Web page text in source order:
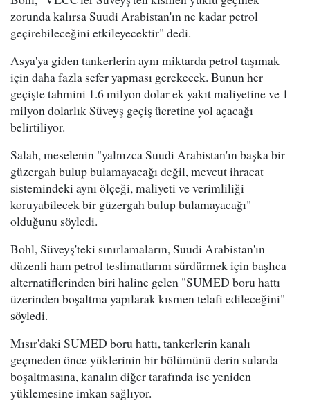
zorunda kalırsa Suudi Arabistan'ın ne kadar petrol
geçirebileceğini etkileyecektir" dedi.
Asya'ya giden tankerlerin aynı miktarda petrol taşımak
için daha fazla sefer yapması gerekecek. Bunun her
geçişte tahmini 1.6 milyon dolar ek yakıt maliyetine ve 1
milyon dolarlık Süveyş geçiş ücretine yol açacağı
belirtiliyor.
Salah, meselenin "yalnızca Suudi Arabistan'ın başka bir
güzergah bulup bulamayacağı değil, mevcut ihracat
sistemindeki aynı ölçeği, maliyeti ve verimliliği
koruyabilecek bir güzergah bulup bulamayacağı"
olduğunu söyledi.
Bohl, Süveyş'teki sınırlamaların, Suudi Arabistan'ın
düzenli ham petrol teslimatlarını sürdürmek için başlıca
alternatiflerinden biri haline gelen "SUMED boru hattı
üzerinden boşaltma yapılarak kısmen telafi edileceğini"
söyledi.
Mısır'daki SUMED boru hattı, tankerlerin kanalı
geçmeden önce yüklerinin bir bölümünü derin sularda
boşaltmasına, kanalın diğer tarafında ise yeniden
yüklemesine imkan sağlıyor.